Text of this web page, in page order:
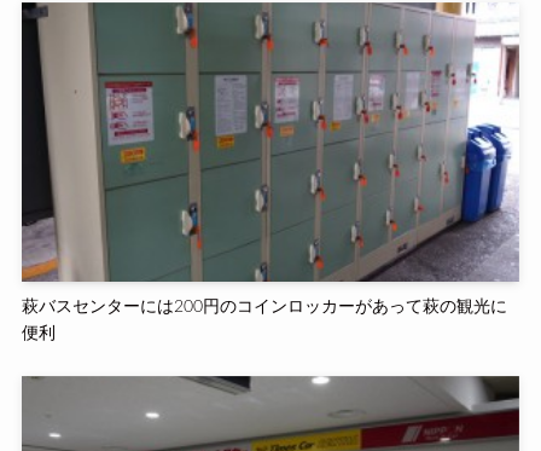
萩バスセンターには200円のコインロッカーがあって萩の観光に
便利